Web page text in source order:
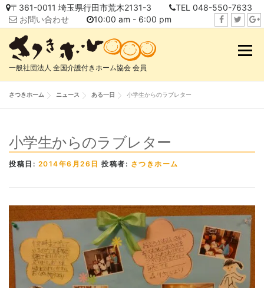
コ
テ
ス
〒361-0011 埼玉県行田市荒木2131-3
TEL 048-550-7633
お問い合わせ
10:00 am - 6:00 pm
w
i
一般社団法人 全国介護付きホーム協会 会員
メニュ
さつきホーム ニュース ある一日 小学生からのラブレター
小学生からのラブレター
投稿日: 2014年6月26日 投稿者: さつきホーム